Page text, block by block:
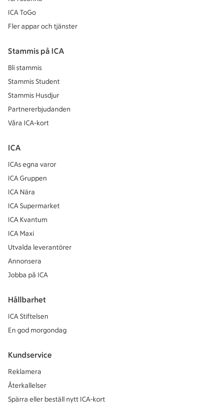
ICA ToGo
Fler appar och tjänster
Stammis på ICA
Bli stammis
Stammis Student
Stammis Husdjur
Partnererbjudanden
Våra ICA-kort
ICA
ICAs egna varor
ICA Gruppen
ICA Nära
ICA Supermarket
ICA Kvantum
ICA Maxi
Utvalda leverantörer
Annonsera
Jobba på ICA
Hållbarhet
ICA Stiftelsen
En god morgondag
Kundservice
Reklamera
Återkallelser
Spärra eller beställ nytt ICA-kort